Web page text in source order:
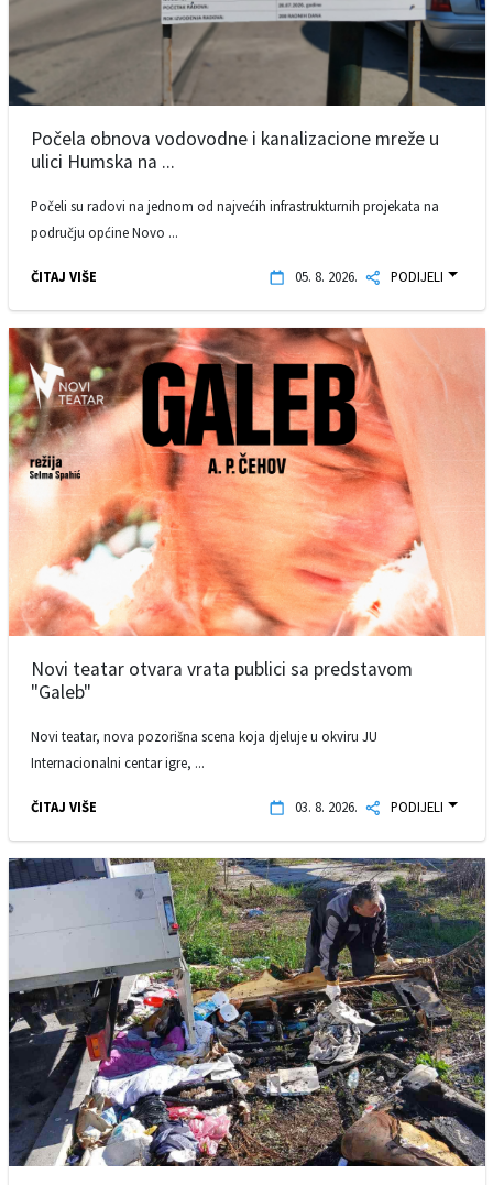
Počela obnova vodovodne i kanalizacione mreže u
ulici Humska na ...
Počeli su radovi na jednom od najvećih infrastrukturnih projekata na
području općine Novo ...
ČITAJ VIŠE 05. 8. 2026. PODIJELI
Novi teatar otvara vrata publici sa predstavom
"Galeb"
Novi teatar, nova pozorišna scena koja djeluje u okviru JU
Internacionalni centar igre, ...
ČITAJ VIŠE 03. 8. 2026. PODIJELI